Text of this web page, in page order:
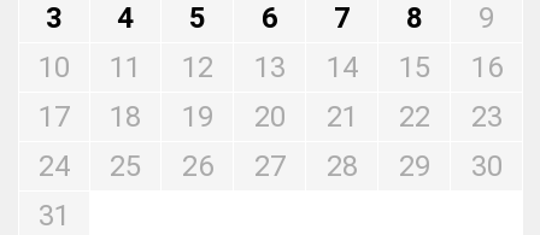
3
4 5 6 7 8
9
10
11 12 13 14 15
16
17
18 19 20 21 22
23
24
25 26 27 28 29
30
31